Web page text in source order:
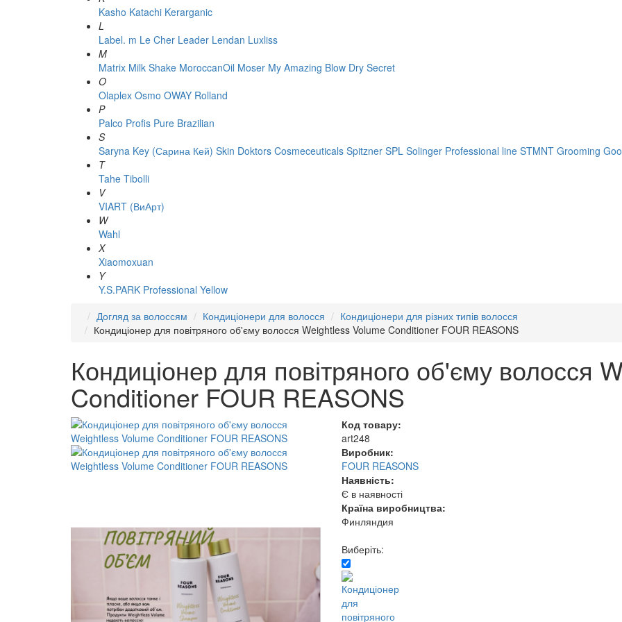
Kasho Katachi Kerarganic
L
Label. m Le Cher Leader Lendan Luxliss
M
Matrix Milk Shake MoroccanOil Moser My Amazing Blow Dry Secret
O
Olaplex Osmo OWAY Rolland
P
Palco Profis Pure Brazilian
S
Saryna Key (Сарина Кей) Skin Doktors Cosmeceuticals Spitzner SPL Solinger Professional line STMNT Grooming
T
Tahe Tibolli
V
VIART (ВиАрт)
W
Wahl
X
Xiaomoxuan
Y
Y.S.PARK Professional Yellow
Догляд за волоссям
Кондиціонери для волосся
Кондиціонери для різних типів волосся
Кондиціонер для повітряного об'єму волосся Weightless Volume Conditioner FOUR REASONS
Кондиціонер для повітряного об'єму волосся
Conditioner FOUR REASONS
Код товару:
art248
Виробник:
FOUR REASONS
Наявність:
Є в наявності
Країна виробництва:
Финляндия
Виберіть: